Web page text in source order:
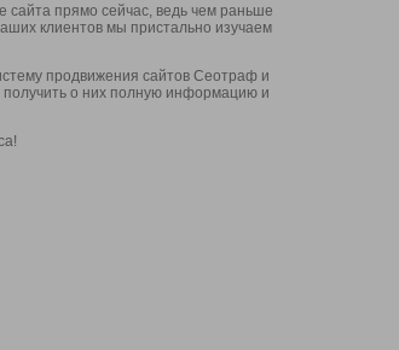
сайта прямо сейчас, ведь чем раньше
клиентов мы пристально изучаем
продвижения сайтов Сеотраф и
получить о них полную информацию и